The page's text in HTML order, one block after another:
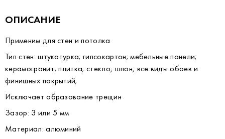
ОПИСАНИЕ
Применим для стен и потолка
Тип стен: штукатурка; гипсокартон; мебельные панели;
керамогранит; плитка; стекло, шпон, все виды обоев и
финишных покрытий;
Исключает образование трещин
Зазор: 3 или 5 мм
Материал: алюминий